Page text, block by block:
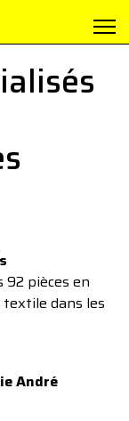
pièces en
dans les
André